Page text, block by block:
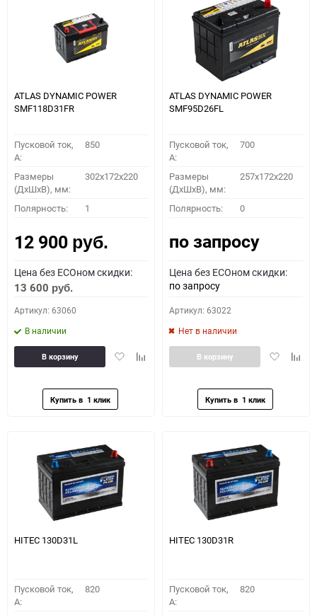
ATLAS DYNAMIC POWER
SMF118D31FR
Пусковой ток,
A:
850
Размеры
(ДхШхВ), мм:
302x172x220
Полярность: 1
12 900 руб.
Цена без ECOном скидки:
13 600 руб.
Артикул: 63060
В наличии
ДобавитьДобавить
В корзину
ATLAS DYNAMIC POWER
SMF95D26FL
Пусковой ток,
A:
700
Размеры
(ДхШхВ), мм:
257x172x220
Полярность: 0
по запросу
Цена без ECOном скидки:
по запросу
Артикул: 63022
Нет в наличии
Добавить
В корзину
HITEC 130D31L
Пусковой ток,
A:
820
HITEC 130D31R
Пусковой ток,
A:
820